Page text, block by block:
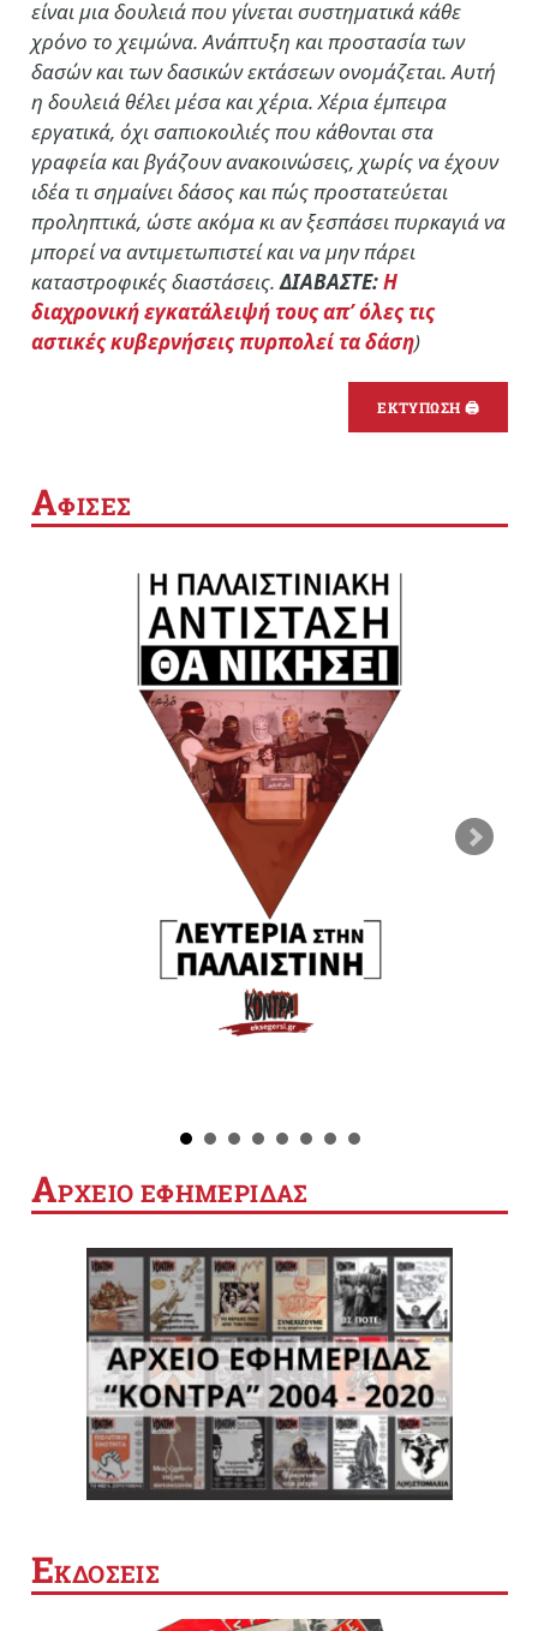
είναι μια δουλειά που γίνεται συστηματικά κάθε
χρόνο το χειμώνα. Ανάπτυξη και προστασία των
δασών και των δασικών εκτάσεων ονομάζεται. Αυτή
η δουλειά θέλει μέσα και χέρια. Χέρια έμπειρα
εργατικά, όχι σαπιοκοιλιές που κάθονται στα
γραφεία και βγάζουν ανακοινώσεις, χωρίς να έχουν
ιδέα τι σημαίνει δάσος και πώς προστατεύεται
προληπτικά, ώστε ακόμα κι αν ξεσπάσει πυρκαγιά να
μπορεί να αντιμετωπιστεί και να μην πάρει
καταστροφικές διαστάσεις.ΔΙΑΒΑΣΤΕ:Η
διαχρονική εγκατάλειψή τους απ’ όλες τις
αστικές κυβερνήσεις πυρπολεί τα δάση)
ΕΚΤΥΠΩΣΗ 🖨
ΑΦΙΣΕΣ
ΑΡΧΕΙΟ ΕΦΗΜΕΡΙΔΑΣ
ΕΚΔΟΣΕΙΣ